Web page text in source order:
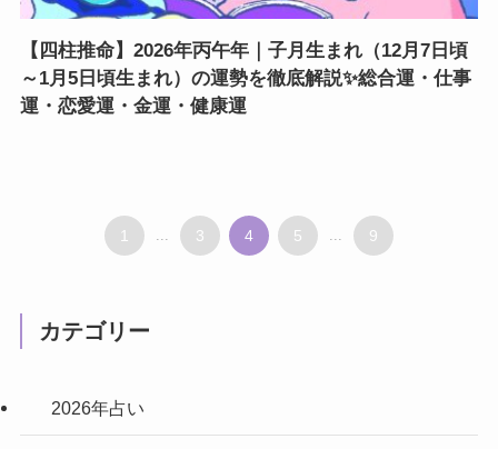
【四柱推命】2026年丙午年｜子月生まれ（12月7日頃
～1月5日頃生まれ）の運勢を徹底解説✨総合運・仕事
運・恋愛運・金運・健康運
1 3 4 5 9
カテゴリー
2026年占い